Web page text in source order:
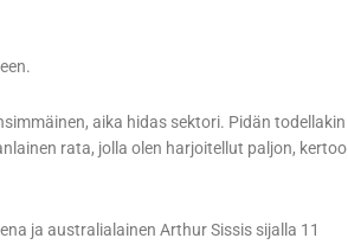
aika hidas sektori. Pidän todellakin
rata, jolla olen harjoitellut paljon, kertoo
ja australialainen Arthur Sissis sijalla 11